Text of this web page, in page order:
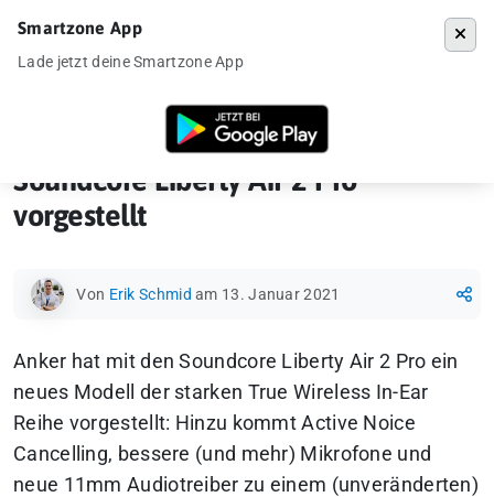
Soundcore Liberty Air 2 Pro vorgestellt
Soundcore Liberty Air 2 Pro
vorgestellt
Von Erik Schmid am 13. Januar 2021
Anker hat mit den Soundcore Liberty Air 2 Pro ein
neues Modell der starken True Wireless In-Ear
Reihe vorgestellt: Hinzu kommt Active Noice
Cancelling, bessere (und mehr) Mikrofone und
neue 11mm Audiotreiber zu einem (unveränderten)
Smartzone App
Lade jetzt deine Smartzone App